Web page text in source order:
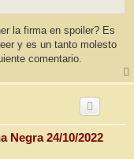
la firma en spoiler? Es
y es un tanto molesto
comentario.
Negra 24/10/2022